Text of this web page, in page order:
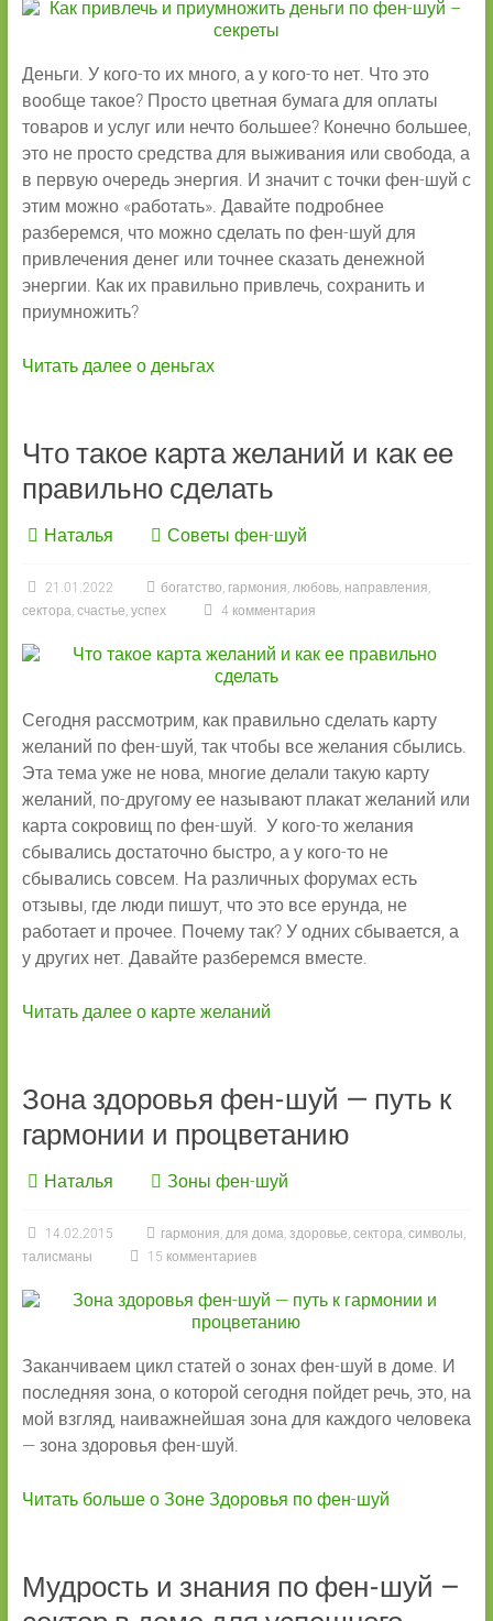
Деньги. У кого-то их много, а у кого-то нет. Что это
вообще такое? Просто цветная бумага для оплаты
товаров и услуг или нечто большее? Конечно большее,
это не просто средства для выживания или свобода, а
в первую очередь энергия. И значит с точки фен-шуй с
этим можно «работать». Давайте подробнее
разберемся, что можно сделать по фен-шуй для
привлечения денег или точнее сказать денежной
энергии. Как их правильно привлечь, сохранить и
приумножить?
Читать далее о деньгах
Что такое карта желаний и как ее
правильно сделать
Наталья Советы фен-шуй
21.01.2022 богатство, гармония, любовь, направления,
сектора, счастье, успех 4 комментария
Сегодня рассмотрим, как правильно сделать карту
желаний по фен-шуй, так чтобы все желания сбылись.
Эта тема уже не нова, многие делали такую карту
желаний, по-другому ее называют плакат желаний или
карта сокровищ по фен-шуй. У кого-то желания
сбывались достаточно быстро, а у кого-то не
сбывались совсем. На различных форумах есть
отзывы, где люди пишут, что это все ерунда, не
работает и прочее. Почему так? У одних сбывается, а
у других нет. Давайте разберемся вместе.
Читать далее о карте желаний
Зона здоровья фен-шуй — путь к
гармонии и процветанию
Наталья Зоны фен-шуй
14.02.2015 гармония, для дома, здоровье, сектора, символы,
талисманы
15 комментариев
Заканчиваем цикл статей о зонах фен-шуй в доме. И
последняя зона, о которой сегодня пойдет речь, это, на
мой взгляд, наиважнейшая зона для каждого человека
— зона здоровья фен-шуй.
Читать больше о Зоне Здоровья по фен-шуй
Мудрость и знания по фен-шуй –